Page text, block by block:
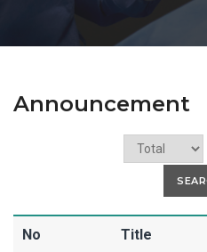
Announcement
No Title